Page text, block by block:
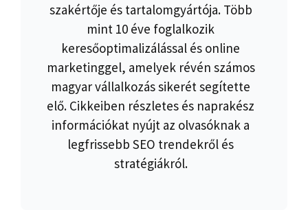
szakértője és tartalomgyártója. Több
mint 10 éve foglalkozik
keresőoptimalizálással és online
marketinggel, amelyek révén számos
magyar vállalkozás sikerét segítette
elő. Cikkeiben részletes és naprakész
információkat nyújt az olvasóknak a
legfrissebb SEO trendekről és
stratégiákról.